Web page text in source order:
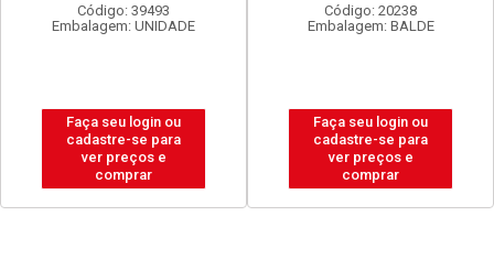
Código: 39493
Embalagem: UNIDADE
Faça seu login ou
cadastre-se para
ver preços e
comprar
Código: 20238
Embalagem: BALDE
Faça seu login ou
cadastre-se para
ver preços e
comprar